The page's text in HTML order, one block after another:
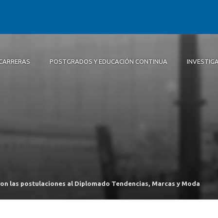
POSTGRADOS Y EDUCACIÓN CONTINUA
Revista Base, Diseño e
Repositorio de Memorias de
las postulaciones al Diplomado Tendencias, Marcas y Moda